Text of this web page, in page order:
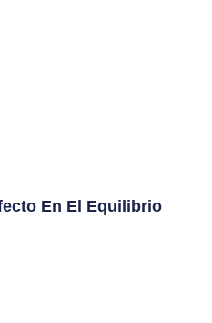
En El Equilibrio